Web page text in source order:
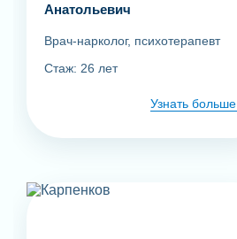
Анатольевич
Врач-нарколог, психотерапевт
Стаж: 26 лет
Узнать больше